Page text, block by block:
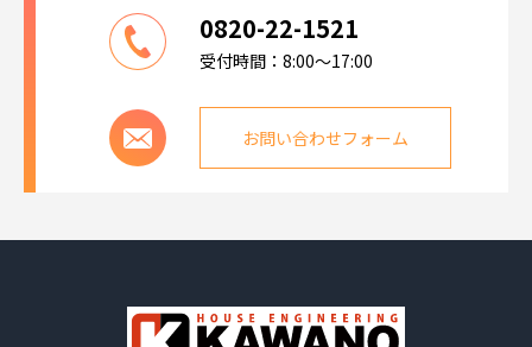
0820-22-1521
受付時間：8:00～17:00
お問い合わせフォーム